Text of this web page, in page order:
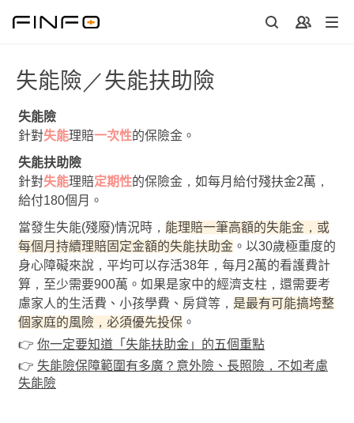
失能險／失能扶助險
失能險
針對失能理賠一次性的保險金。
失能扶助險
針對失能理賠定期性的保險金，如每月給付殘扶金2萬，
給付180個月。
當發生失能(殘廢)情況時， 能理賠一筆高額的失能金，或
每個月持續理賠固定金額的失能扶助金 。以30歲極重度的
身心障礙來說，平均可以存活38年，每月2萬的看護費計
算，至少需要900萬。如果是家中的經濟支柱，還需要考
慮家人的生活費、小孩學費、房貸等， 是最有可能搞垮整
個家庭的風險，必須優先投保 。
👉 你一定要知道「失能扶助金」的五個重點
👉 失能險保障範圍有多廣？意外險、長照險，不如考慮
失能險